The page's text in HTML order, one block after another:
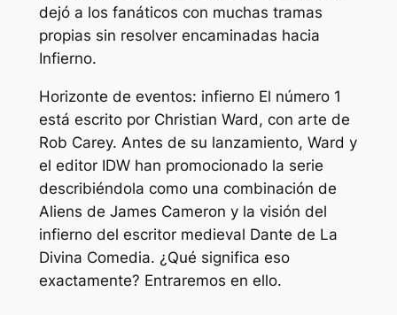
dejó a los fanáticos con muchas tramas
propias sin resolver encaminadas hacia
Infierno.
Horizonte de eventos: infiernoEl número 1
está escrito por Christian Ward, con arte de
Rob Carey. Antes de su lanzamiento, Ward y
el editor IDW han promocionado la serie
describiéndola como una combinación de
Aliens de James Cameron y la visión del
infierno del escritor medieval Dante de La
Divina Comedia. ¿Qué significa eso
exactamente? Entraremos en ello.